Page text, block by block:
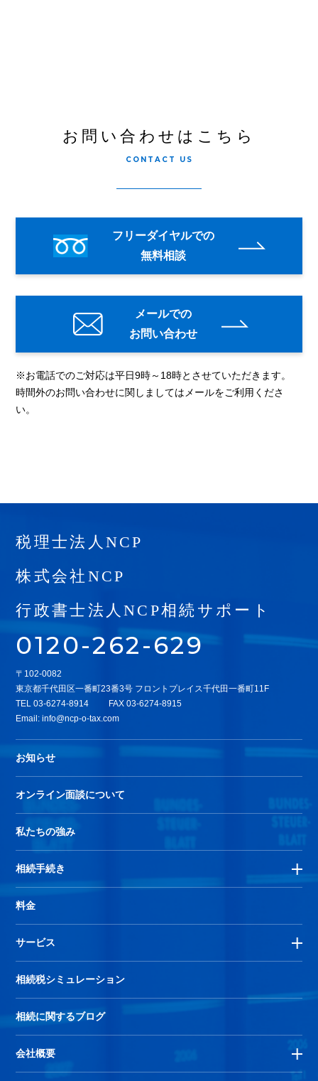
お問い合わせはこちら
CONTACT US
フリーダイヤルでの
無料相談
メールでの
お問い合わせ
※お電話でのご対応は平日9時～18時とさせていただきます。
時間外のお問い合わせに関しましてはメールをご利用くださ
い。
税理士法人NCP
株式会社NCP
行政書士法人NCP相続サポート
0120-262-629
〒102-0082
東京都千代田区一番町23番3号 フロントプレイス千代田一番町11F
TEL03-6274-8914
FAX 03-6274-8915
Email:info@ncp-o-tax.com
お知らせ
オンライン面談について
私たちの強み
相続手続き
料金
サービス
相続税シミュレーション
相続に関するブログ
会社概要